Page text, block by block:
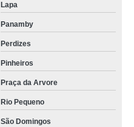
Lapa
Panamby
Perdizes
Pinheiros
Praça da Arvore
Rio Pequeno
São Domingos